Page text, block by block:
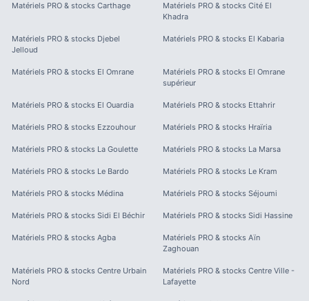
Matériels PRO & stocks Carthage Matériels PRO & stocks Cité El
Khadra
Matériels PRO & stocks Djebel
Jelloud
Matériels PRO & stocks El Kabaria
Matériels PRO & stocks El Omrane Matériels PRO & stocks El Omrane
supérieur
Matériels PRO & stocks El Ouardia Matériels PRO & stocks Ettahrir
Matériels PRO & stocks Ezzouhour Matériels PRO & stocks Hraïria
Matériels PRO & stocks La Goulette Matériels PRO & stocks La Marsa
Matériels PRO & stocks Le Bardo Matériels PRO & stocks Le Kram
Matériels PRO & stocks Médina Matériels PRO & stocks Séjoumi
Matériels PRO & stocks Sidi El Béchir Matériels PRO & stocks Sidi Hassine
Matériels PRO & stocks Agba Matériels PRO & stocks Aïn
Zaghouan
Matériels PRO & stocks Centre Urbain
Nord
Matériels PRO & stocks Centre Ville -
Lafayette